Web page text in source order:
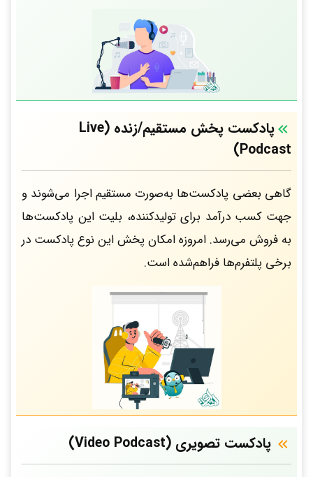
پادکست‌ پخش مستقیم/زنده (Live
Podcast)
گاهی بعضی پادکست‌ها به‌صورت مستقیم اجرا می‌شوند و
جهت کسب درآمد برای تولیدکننده، بلیت این پادکست‌ها
به فروش می‌رسد. امروزه امکان پخش این نوع پادکست در
برخی پلتفرم‌ها فراهم‌شده است.
پادکست تصویری (Video Podcast)